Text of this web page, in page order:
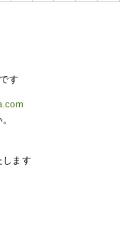
す
します